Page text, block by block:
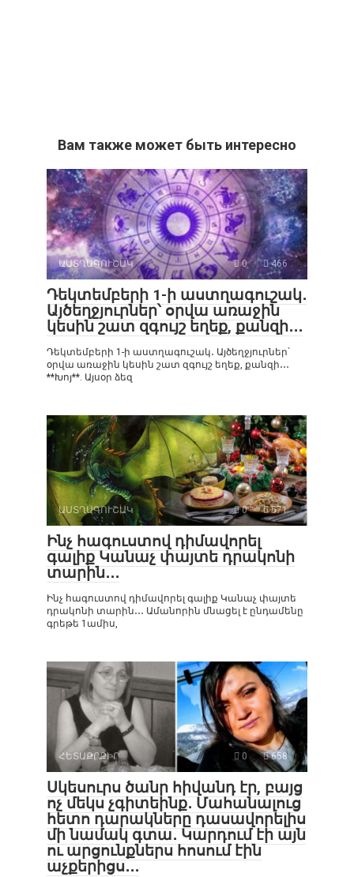
Вам также может быть интересно
ԱՍՏՂԱԳՈՒՇԱԿ 0 466
Դեկտեմբերի 1-ի աստղագուշակ․
Այծեղջյուրներ՝ օրվա առաջին
կեսին շատ զգույշ եղեք, քանզի․․․
Դեկտեմբերի 1-ի աստղագուշակ․ Այծեղջյուրներ՝
օրվա առաջին կեսին շատ զգույշ եղեք, քանզի․․․
**Խոյ**. Այսօր ձեզ
ԱՍՏՂԱԳՈՒՇԱԿ 0 571
Ինչ հագուստով դիմավորել
գալիք Կանաչ փայտե դրակոնի
տարին․․․
Ինչ հագուստով դիմավորել գալիք Կանաչ փայտե
դրակոնի տարին․․․ Ամանորին մնացել է ընդամենը
գրեթե 1ամիս,
ՀԵՏԱՔՐՔԻՐ 0 658
Սկեսուրս ծանր հիվանդ էր, բայց
ոչ մեկս չգիտեինք․ Մահանալուց
հետո դարակները դասավորելիս
մի նամակ գտա․ Կարդում էի այն
ու արցունքներս հոսում էին
աչքերիցս․․․